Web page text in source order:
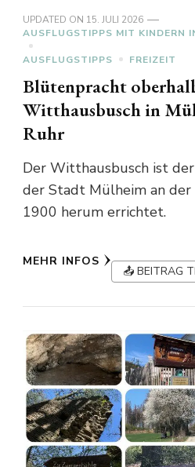
UPDATED ON 15. JULI 2026
AUSFLUGSTIPPS MIT KINDERN
AUSFLUGSTIPPS FREIZEIT
Blütenpracht
Witthausbusch in
Ruhr
Der Witthausbusch ist
der Stadt Mülheim an
1900 herum errichtet.
MEHR INFOS
📤 BEITRAG